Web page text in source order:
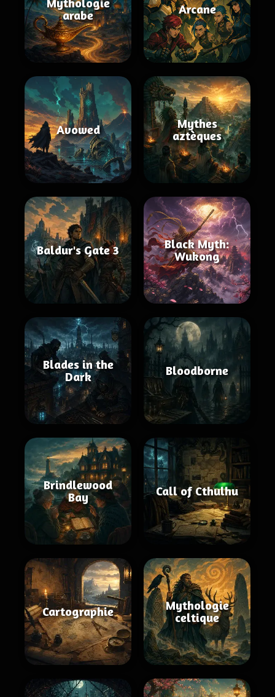
arabe
Arcane
Avowed
Mythes
aztèques
Baldur's Gate 3
Black Myth:
Wukong
Blades in the
Dark
Bloodborne
Brindlewood
Bay
Call of Cthulhu
Cartographie
Mythologie
celtique